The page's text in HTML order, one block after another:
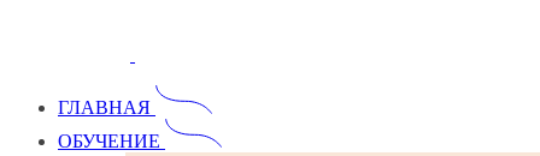
ГЛАВНАЯ
ОБУЧЕНИЕ